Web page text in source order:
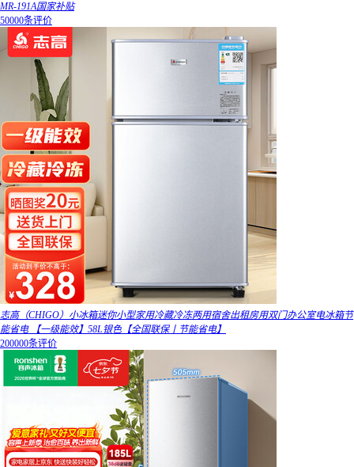
MR-191A国家补贴
50000条评价
志高（CHIGO）小冰箱迷你小型家用冷藏冷冻两用宿舍出租房用双门办公室电冰箱节
能省电 【一级能效】58L银色【全国联保丨节能省电】
200000条评价